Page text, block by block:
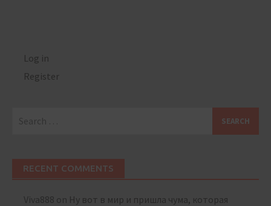
Log in
Register
RECENT COMMENTS
Viva888 on Ну вот в мир и пришла чума, которая